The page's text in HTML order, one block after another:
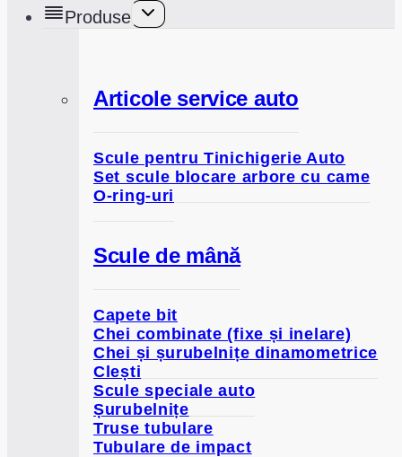
Produse
Toggle
Articole service auto
Scule pentru Tinichigerie Auto
Set scule blocare arbore cu came
O-ring-uri
Scule de mână
Capete bit
Chei combinate (fixe și inelare)
Chei și șurubelnițe dinamometrice
Clești
Scule speciale auto
Șurubelnițe
Truse tubulare
Tubulare de impact